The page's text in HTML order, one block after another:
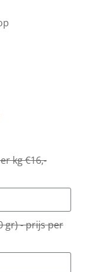
kg €16,-
gr) - prijs per